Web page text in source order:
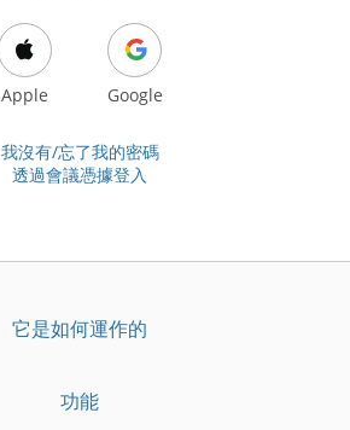
Apple Google
我沒有/忘了我的密碼
透過會議憑據登入
它是如何運作的
功能